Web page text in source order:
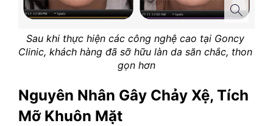
Sau khi thực hiện các công nghệ cao tại Goncy
Clinic, khách hàng đã sỡ hữu làn da săn chắc, thon
gọn hơn
Nguyên Nhân Gây Chảy Xệ, Tích
Mỡ Khuôn Mặt